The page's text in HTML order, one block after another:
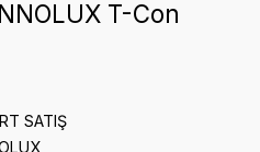
T-Con
SATIŞ